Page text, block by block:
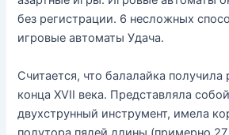
без регистрации. 6 несложных
игровые автоматы Удача.
Считается, что балалайка получила
конца XVII века. Представляла
двухструнный инструмент, имела